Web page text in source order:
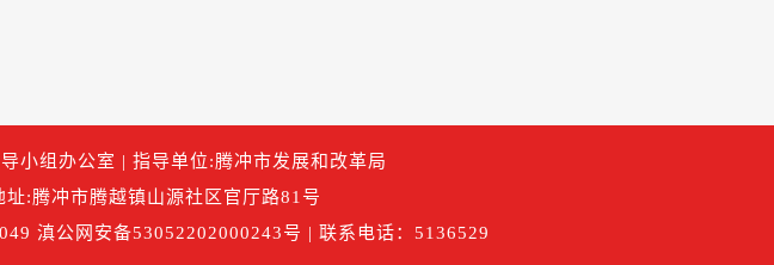
小组办公室 | 指导单位:腾冲市发展和改革局
:腾冲市腾越镇山源社区官厅路81号
滇公网安备53052202000243号 | 联系电话：5136529